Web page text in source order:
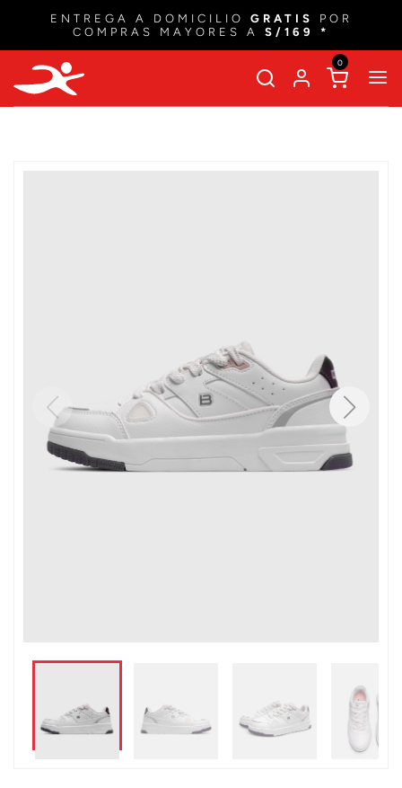
ENTREGA A DOMICILIO GRATIS
POR
COMPRAS MAYORES A S/169 *
0